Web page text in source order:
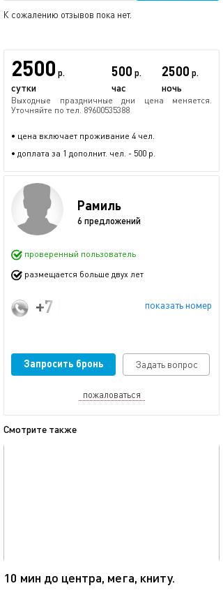
К сожалению отзывов пока нет.
2500 р.
сутки
500 р.
час
2500 р.
ночь
Выходные праздничные дни цена меняется.
Уточняйте по тел. 89600535388
• цена включает проживание 4 чел.
• доплата за 1 дополнит. чел. - 500 р.
Рамиль
6 предложений
проверенный пользователь
размещается больше двух лет
показать номер
+7 (960) 053-53-88
Запросить бронь Задать вопрос
пожаловаться
Смотрите также
10 мин до центра, мега, книту.